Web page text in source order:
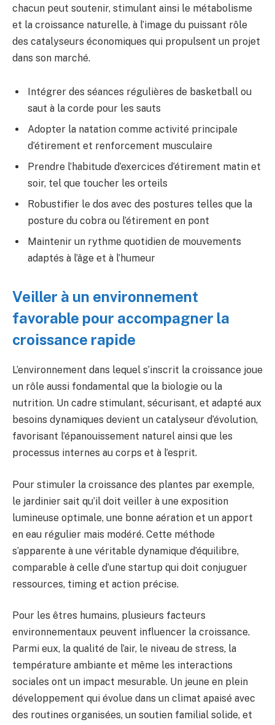
chacun peut soutenir, stimulant ainsi le métabolisme
et la croissance naturelle, à l’image du puissant rôle
des catalyseurs économiques qui propulsent un projet
dans son marché.
Intégrer des séances régulières de basketball ou
saut à la corde pour les sauts
Adopter la natation comme activité principale
d’étirement et renforcement musculaire
Prendre l’habitude d’exercices d’étirement matin et
soir, tel que toucher les orteils
Robustifier le dos avec des postures telles que la
posture du cobra ou l’étirement en pont
Maintenir un rythme quotidien de mouvements
adaptés à l’âge et à l’humeur
Veiller à un environnement
favorable pour accompagner la
croissance rapide
L’environnement dans lequel s’inscrit la croissance joue
un rôle aussi fondamental que la biologie ou la
nutrition. Un cadre stimulant, sécurisant, et adapté aux
besoins dynamiques devient un catalyseur d’évolution,
favorisant l’épanouissement naturel ainsi que les
processus internes au corps et à l’esprit.
Pour stimuler la croissance des plantes par exemple,
le jardinier sait qu’il doit veiller à une exposition
lumineuse optimale, une bonne aération et un apport
en eau régulier mais modéré. Cette méthode
s’apparente à une véritable dynamique d’équilibre,
comparable à celle d’une startup qui doit conjuguer
ressources, timing et action précise.
Pour les êtres humains, plusieurs facteurs
environnementaux peuvent influencer la croissance.
Parmi eux, la qualité de l’air, le niveau de stress, la
température ambiante et même les interactions
sociales ont un impact mesurable. Un jeune en plein
développement qui évolue dans un climat apaisé avec
des routines organisées, un soutien familial solide, et